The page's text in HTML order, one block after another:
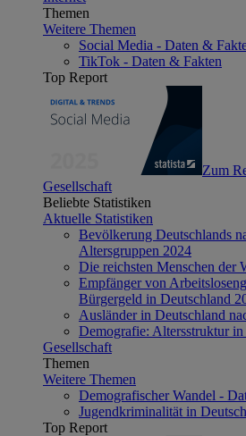
Themen
Weitere Themen
Social Media - Daten &
TikTok - Daten & Fakten
Top Report
Zum
Gesellschaft
Beliebte Statistiken
Aktuelle Statistiken
Bevölkerung Deutschlands
Altersgruppen 2024
Die reichsten Menschen der
Empfänger von
Bürgergeld in Deutschland
Ausländer in Deutschland
Demografie: Altersstruktur
Gesellschaft
Themen
Weitere Themen
Demografischer Wandel -
Jugendkriminalität in
Top Report